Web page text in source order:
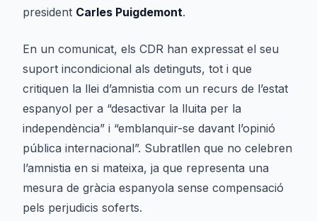
president Carles Puigdemont.
En un comunicat, els CDR han expressat el seu
suport incondicional als detinguts, tot i que
critiquen la llei d’amnistia com un recurs de l’estat
espanyol per a “desactivar la lluita per la
independència” i “emblanquir-se davant l’opinió
pública internacional”. Subratllen que no celebren
l’amnistia en si mateixa, ja que representa una
mesura de gràcia espanyola sense compensació
pels perjudicis soferts.